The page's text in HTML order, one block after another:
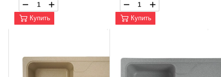
Купить Купить